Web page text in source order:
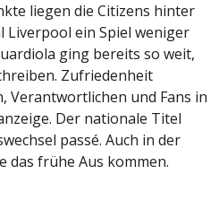
liegen die Citizens hinter
Liverpool ein Spiel weniger
ging bereits so weit,
Zufriedenheit
Verantwortlichen und Fans in
Der nationale Titel
passé. Auch in der
das frühe Aus kommen.